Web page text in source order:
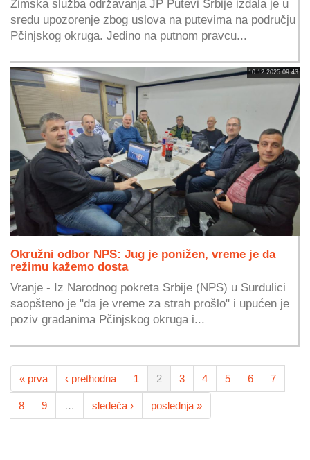
Zimska služba održavanja JP Putevi Srbije izdala je u
sredu upozorenje zbog uslova na putevima na području
Pčinjskog okruga. Jedino na putnom pravcu...
10.12.2025 09:43
Okružni odbor NPS: Jug je ponižen, vreme je da
režimu kažemo dosta
Vranje - Iz Narodnog pokreta Srbije (NPS) u Surdulici
saopšteno je "da je vreme za strah prošlo" i upućen je
poziv građanima Pčinjskog okruga i...
« prva ‹ prethodna 1 2 3 4 5 6 7
8 9 … sledeća › poslednja »